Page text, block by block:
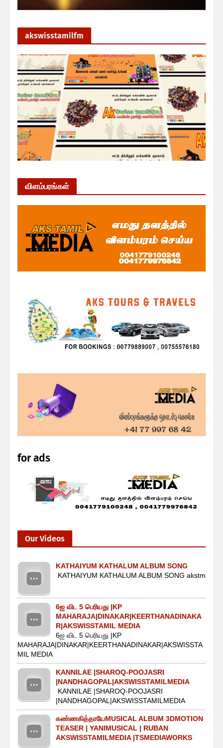
akswisstamilfm
விளம்பரங்கள்
for ads
Our Videos
KATHAIYUM KATHALUM ALBUM SONG
KATHAIYUM KATHALUM ALBUM SONG akstm
6ஐ விட 5 பெரியது |KP
MAHARAJA|DINAKAR|KEERTHANADINAKA
R|AKSWISSTAMIL MEDIA
6ஐ விட 5 பெரியது |KP
MAHARAJA|DINAKAR|KEERTHANADINAKAR|AKSWISSTA
MIL MEDIA
KANNILAE |SHAROQ-POOJASRI
|NANDHAGOPAL|AKSWISSTAMILMEDIA
KANNILAE |SHAROQ-POOJASRI
|NANDHAGOPAL|AKSWISSTAMILMEDIA
கண்ணகித்தாயேMUSICAL ALBUM 3DMOTION
TEASER | YANIMUSICAL | RUBAN
AKSWISSTAMILMEDIA |TSMEDIAWORKS